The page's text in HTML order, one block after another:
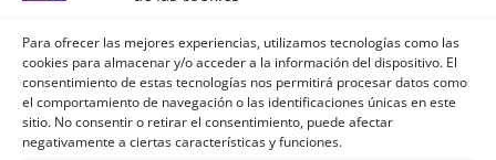
Para ofrecer las mejores experiencias, utilizamos tecnologías como las
cookies para almacenar y/o acceder a la información del dispositivo. El
consentimiento de estas tecnologías nos permitirá procesar datos como
el comportamiento de navegación o las identificaciones únicas en este
sitio. No consentir o retirar el consentimiento, puede afectar
negativamente a ciertas características y funciones.
dad/
Política de privacidad
Política de privacidad redes sociales